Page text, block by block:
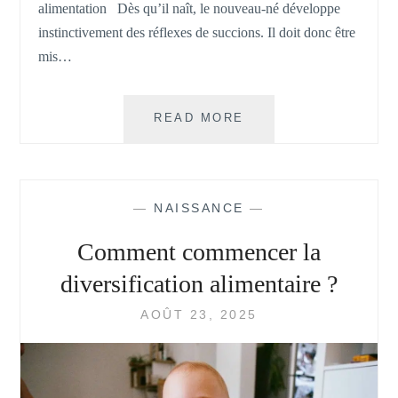
alimentation Dès qu’il naît, le nouveau-né développe
instinctivement des réflexes de succions. Il doit donc être
mis…
READ MORE
NÉ
— NAISSANCE —
Comment commencer la
diversification alimentaire ?
AOÛT 23, 2025